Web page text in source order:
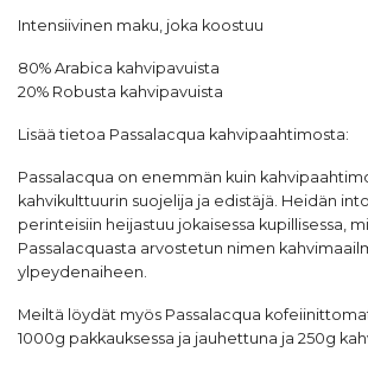
Intensiivinen maku, joka koostuu
80% Arabica kahvipavuista
20% Robusta kahvipavuista
Lisää tietoa Passalacqua kahvipaahtimosta:
Passalacqua on enemmän kuin
kahvikulttuurin suojelija ja edistäjä. Heidän
perinteisiin heijastuu jokaisessa kupillisessa,
Passalacquasta arvostetun nimen
ylpeydenaiheen.
Meiltä löydät myös Passalacqua
1000g pakkauksessa ja jauhettuna ja 250g